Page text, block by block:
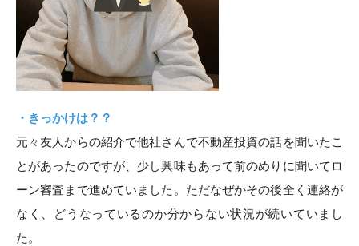
・きっかけは？？
元々友人からの紹介で他社さんで不動産投資の話を聞いたこ
とがあったのですが、少し興味もあって前のめりに聞いてロ
ーン審査まで進めていました。ただなぜかその後全く連絡が
なく、どうなっているのか分からない状況が続いていまし
た。